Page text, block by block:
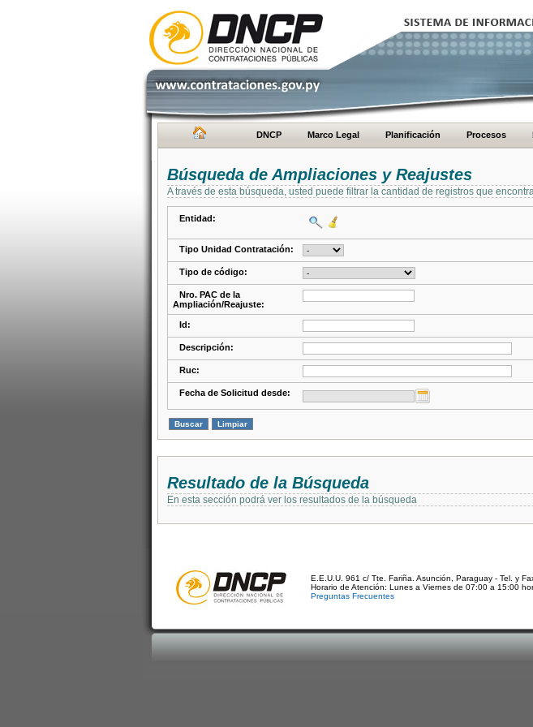
DNCP Marco Legal Planificación Procesos
Búsqueda de Ampliaciones y Reajustes
A través de esta búsqueda, usted puede filtrar la cantidad de registros que
Entidad:
Tipo Unidad Contratación:
Tipo de código:
Nro. PAC de la
Ampliación/Reajuste:
Id:
Descripción:
Ruc:
Fecha de Solicitud desde:
Resultado de la Búsqueda
En esta sección podrá ver los resultados de la búsqueda
E.E.U.U. 961 c/ Tte. Fariña. Asunción, Paraguay - Tel. y
Horario de Atención: Lunes a Viernes de 07:00 a 15:00
Preguntas Frecuentes